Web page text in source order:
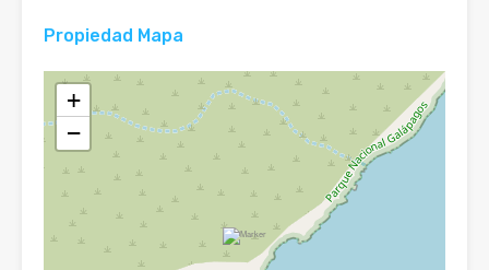
Propiedad Mapa
+
−